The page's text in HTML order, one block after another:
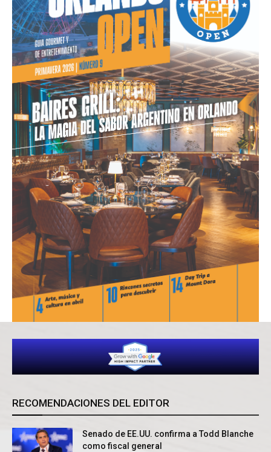
RECOMENDACIONES DEL EDITOR
Senado de EE.UU. confirma a Todd Blanche
como fiscal general